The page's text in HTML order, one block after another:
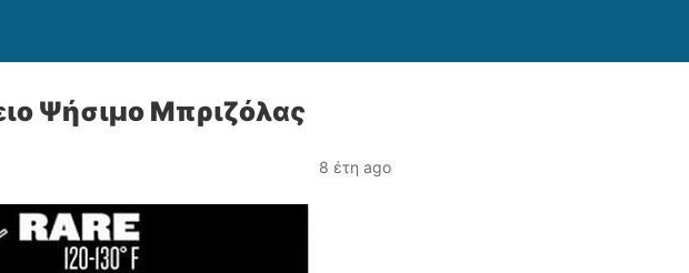
Ψήσιμο Μπριζόλας
8 έτη ago